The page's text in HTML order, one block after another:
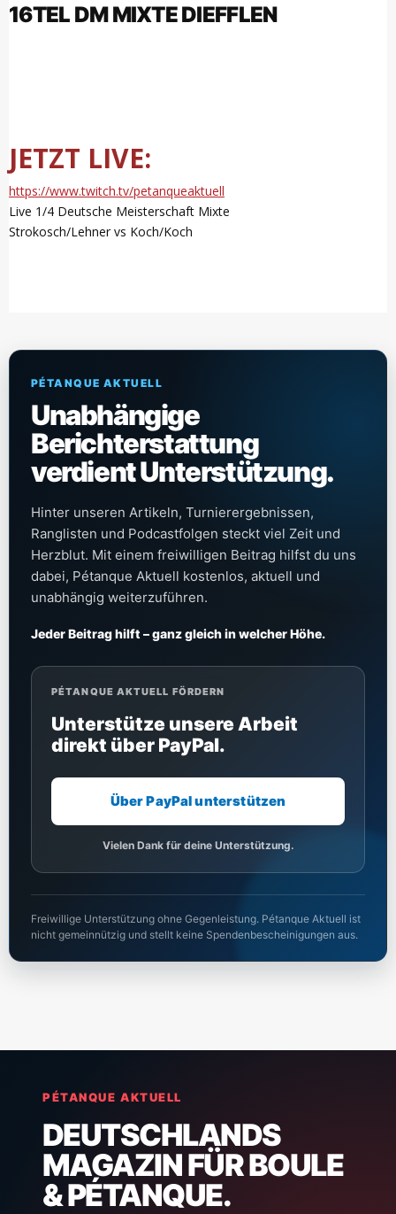
16TEL DM MIXTE DIEFFLEN
JETZT LIVE:
https://www.twitch.tv/petanqueaktuell
Live 1/4 Deutsche Meisterschaft Mixte
Strokosch/Lehner vs Koch/Koch
PÉTANQUE AKTUELL
Unabhängige
Berichterstattung
verdient Unterstützung.
Hinter unseren Artikeln, Turnierergebnissen,
Ranglisten und Podcastfolgen steckt viel Zeit und
Herzblut. Mit einem freiwilligen Beitrag hilfst du uns
dabei, Pétanque Aktuell kostenlos, aktuell und
unabhängig weiterzuführen.
Jeder Beitrag hilft – ganz gleich in welcher Höhe.
PÉTANQUE AKTUELL FÖRDERN
Unterstütze unsere Arbeit
direkt über PayPal.
Über PayPal unterstützen
Vielen Dank für deine Unterstützung.
Freiwillige Unterstützung ohne Gegenleistung. Pétanque Aktuell ist
nicht gemeinnützig und stellt keine Spendenbescheinigungen aus.
PÉTANQUE AKTUELL
DEUTSCHLANDS
MAGAZIN FÜR BOULE
& PÉTANQUE.